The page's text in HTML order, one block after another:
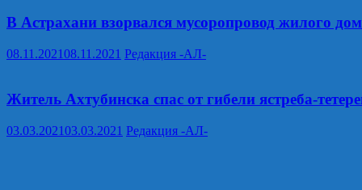
В Астрахани взорвался мусоропровод жилого
08.11.202108.11.2021 Редакция -АЛ-
Житель Ахтубинска спас от гибели ястреба-
03.03.202103.03.2021 Редакция -АЛ-